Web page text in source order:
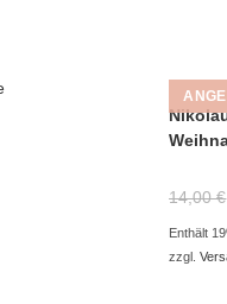
14,00€
Enthält
zzgl.